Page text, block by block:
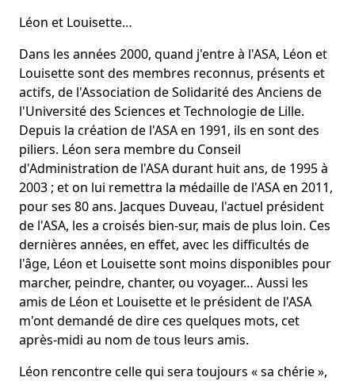
Léon et Louisette…
Dans les années 2000, quand j'entre à l'ASA, Léon et
Louisette sont des membres reconnus, présents et
actifs, de l'Association de Solidarité des Anciens de
l'Université des Sciences et Technologie de Lille.
Depuis la création de l'ASA en 1991, ils en sont des
piliers. Léon sera membre du Conseil
d'Administration de l'ASA durant huit ans, de 1995 à
2003 ; et on lui remettra la médaille de l'ASA en 2011,
pour ses 80 ans. Jacques Duveau, l'actuel président
de l'ASA, les a croisés bien-sur, mais de plus loin. Ces
dernières années, en effet, avec les difficultés de
l'âge, Léon et Louisette sont moins disponibles pour
marcher, peindre, chanter, ou voyager… Aussi les
amis de Léon et Louisette et le président de l'ASA
m'ont demandé de dire ces quelques mots, cet
après-midi au nom de tous leurs amis.
Léon rencontre celle qui sera toujours « sa chérie »,